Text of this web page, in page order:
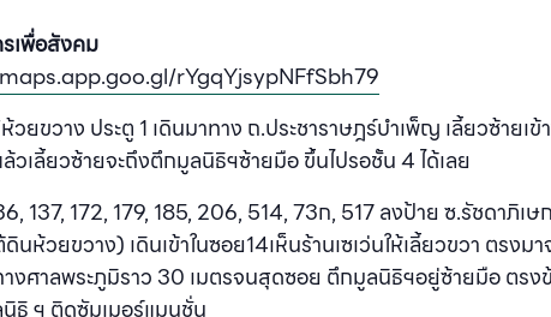
เพื่อสังคม
rYgqYjsypNFfSbh79
วยขวาง ประตู 1 เดินมาทาง ถ.ประชาราษฎร์บำเพ็ญ เลี้ยวซ้าย
เลี้ยวซ้ายจะถึงตึกมูลนิธิฯซ้ายมือ ขึ้นไปรอชั้น 4 ได้เลย
137, 172, 179, 185, 206, 514, 73ก, 517 ลงป้าย ซ.รัชดาภิ
นห้วยขวาง) เดินเข้าในซอย14เห็นร้านเซเว่นให้เลี้ยวขวา ต
างศาลพระภูมิราว 30 เมตรจนสุดซอย ตึกมูลนิธิฯอยู่ซ้ายมือ ตร
ธิ ฯ ติดซัมเมอร์แมนชั่น